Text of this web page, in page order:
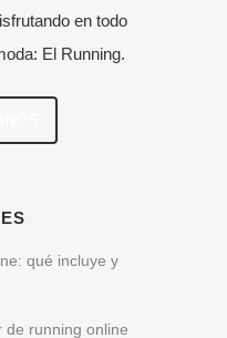
en todo
El Running.
qué incluye y
de running online